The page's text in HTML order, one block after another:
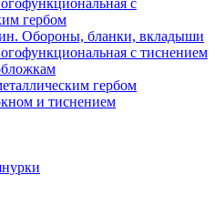
с
гербом
Обороны, бланки, вкладыши
с тиснением
гербом
и тиснением